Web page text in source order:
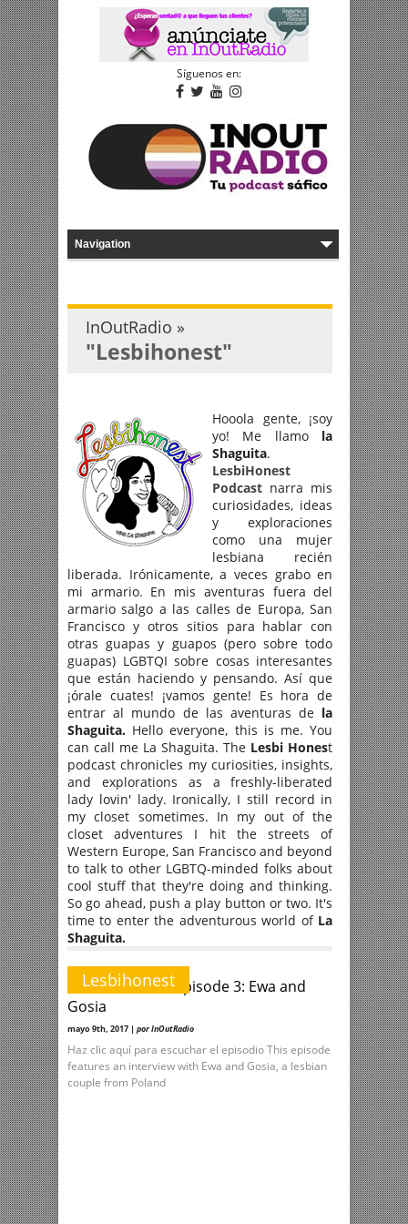
Síguenos en:
InOutRadio »
"Lesbihonest"
Hooola gente, ¡soy
yo! Me llamo la
Shaguita.
LesbiHonest
Podcastnarra mis
curiosidades, ideas
y exploraciones
como una mujer
lesbiana recién
liberada. Irónicamente, a veces grabo en
mi armario. En mis aventuras fuera del
armario salgo a las calles de Europa, San
Francisco y otros sitios para hablar con
otras guapas y guapos (pero sobre todo
guapas) LGBTQI sobre cosas interesantes
que están haciendo y pensando. Así que
¡órale cuates! ¡vamos gente! Es hora de
entrar al mundo de las aventuras de la
Shaguita. Hello everyone, this is me. You
can call me La Shaguita. The Lesbi Honest
podcast chronicles my curiosities, insights,
and explorations as a freshly-liberated
lady lovin' lady. Ironically, I still record in
my closet sometimes. In my out of the
closet adventures I hit the streets of
Western Europe, San Francisco and beyond
to talk to other LGBTQ-minded folks about
cool stuff that they're doing and thinking.
So go ahead, push a play button or two. It's
time to enter the adventurous world of La
Shaguita.
Lesbihonest
Lesbi in Poland Episode 3: Ewa and
Gosia
mayo 9th, 2017 | por InOutRadio
Haz clic aquí para escuchar el episodio This episode
features an interview with Ewa and Gosia, a lesbian
couple from Poland